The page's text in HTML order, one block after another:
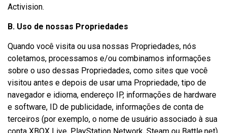
Activision.
B. Uso de nossas Propriedades
Quando você visita ou usa nossas Propriedades, nós
coletamos, processamos e/ou combinamos informações
sobre o uso dessas Propriedades, como sites que você
visitou antes e depois de usar uma Propriedade, tipo de
navegador e idioma, endereço IP, informações de hardware
e software, ID de publicidade, informações de conta de
terceiros (por exemplo, o nome de usuário associado à sua